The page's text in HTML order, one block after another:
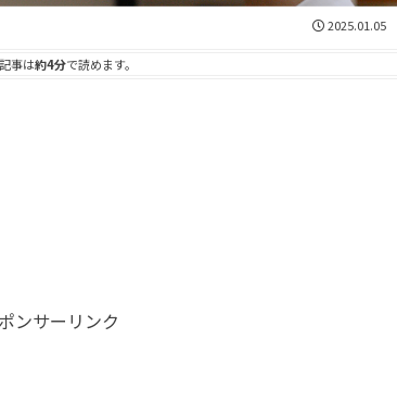
2025.01.05
事は約4分で読めます。
ンサーリンク